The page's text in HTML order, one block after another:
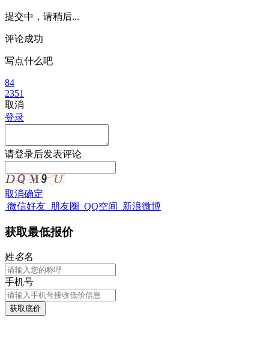
提交中，请稍后...
评论成功
写点什么吧
84
2351
取消
登录
请登录后发表评论
取消确定
微信好友 朋友圈 QQ空间 新浪微博
获取最低报价
姓名名
手机号
获取底价